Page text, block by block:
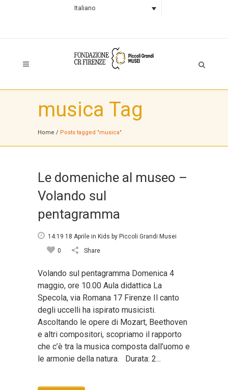
Italiano
musica Tag
Home / Posts tagged "musica"
Le domeniche al museo –
Volando sul
pentagramma
14:19 18 Aprile in Kids by Piccoli Grandi Musei
0
Share
Volando sul pentagramma Domenica 4
maggio, ore 10.00 Aula didattica La
Specola, via Romana 17 Firenze Il canto
degli uccelli ha ispirato musicisti.
Ascoltando le opere di Mozart, Beethoven
e altri compositori, scopriamo il rapporto
che c’è tra la musica composta dall’uomo e
le armonie della natura. Durata: 2...